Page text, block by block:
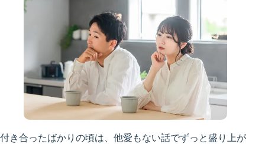
付き合ったばかりの頃は、他愛もない話でずっと盛り上が